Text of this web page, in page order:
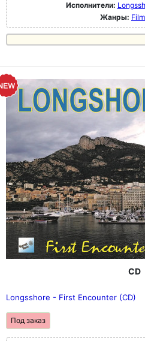
Исполнители:
Жанры:
CD
Longsshore - First Encounter (CD)
Под заказ